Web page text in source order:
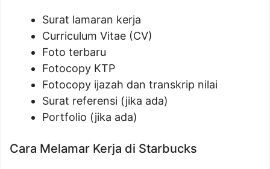
Surat lamaran kerja
Curriculum Vitae (CV)
Foto terbaru
Fotocopy KTP
Fotocopy ijazah dan transkrip nilai
Surat referensi (jika ada)
Portfolio (jika ada)
Cara Melamar Kerja di Starbucks